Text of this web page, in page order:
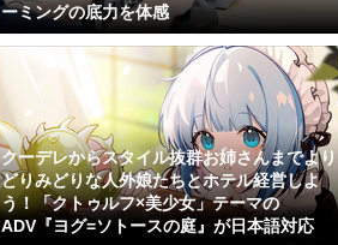
ーミングの底力を体感
クーデレからスタイル抜群お姉さんまでより
どりみどりな人外娘たちとホテル経営しよ
う！「クトゥルフ×美少女」テーマの
ADV『ヨグ=ソトースの庭』が日本語対応